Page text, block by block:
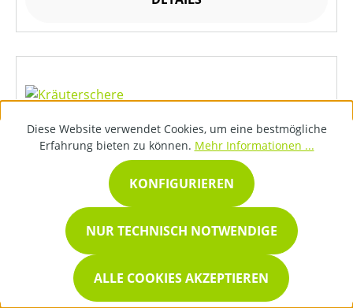
Diese Website verwendet Cookies, um eine bestmögliche
Erfahrung bieten zu können. Mehr Informationen ...
NUR TECHNISCH NOTWENDIGE
KONFIGURIEREN
ALLE COOKIES AKZEPTIEREN